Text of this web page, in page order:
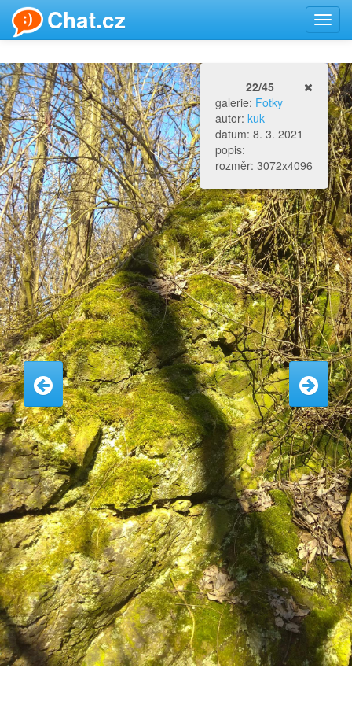
Chat.cz
22/45
galerie: Fotky
autor: kuk
datum: 8. 3. 2021
popis:
rozměr: 3072x4096